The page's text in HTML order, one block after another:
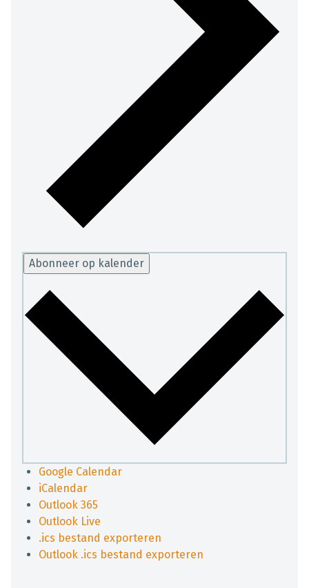
Abonneer op kalender
Google Calendar
iCalendar
Outlook 365
Outlook Live
.ics bestand exporteren
Outlook .ics bestand exporteren